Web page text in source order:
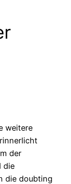
weitere
der
die
die doubting